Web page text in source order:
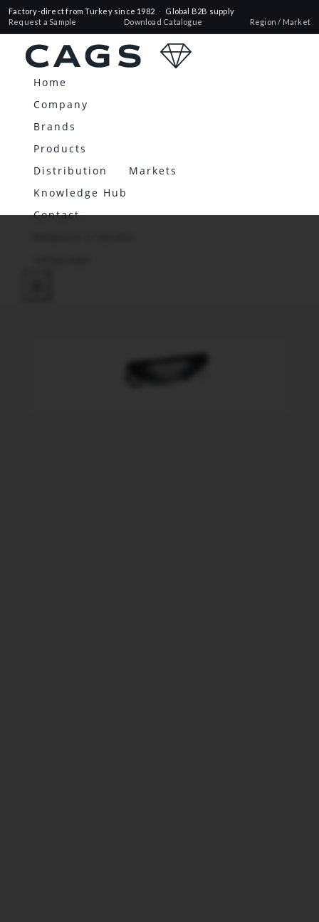
Factory-direct from Turkey since 1982 ·
Global B2B supply
Request a Sample
Download Catalogue Region / Market
Home
Company
Brands
Products
Distribution
Markets
Knowledge Hub
Contact